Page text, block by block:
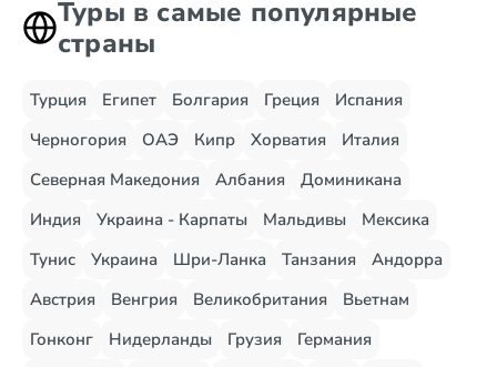
Туры в самые популярные
страны
Турция Египет Болгария Греция
Испания
Черногория
ОАЭ Кипр Хорватия
Италия
Северная Македония
Албания
Доминикана
Индия
Украина - Карпаты Мальдивы
Мексика
Тунис
Украина Шри-Ланка Танзания
Андорра
Австрия
Венгрия Великобритания
Вьетнам
Гонконг
Нидерланды Грузия
Германия